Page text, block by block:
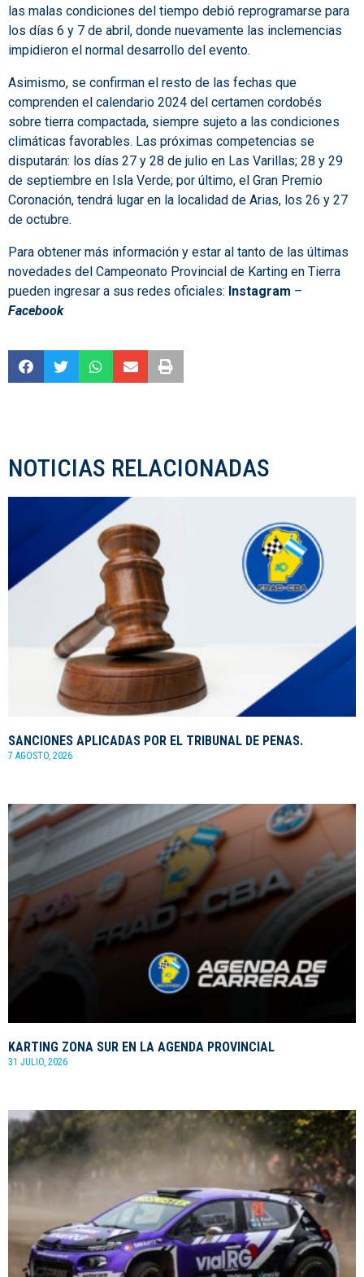
las malas condiciones del tiempo debió reprogramarse para
los días 6 y 7 de abril, donde nuevamente las inclemencias
impidieron el normal desarrollo del evento.
Asimismo, se confirman el resto de las fechas que
comprenden el calendario 2024 del certamen cordobés
sobre tierra compactada, siempre sujeto a las condiciones
climáticas favorables. Las próximas competencias se
disputarán: los días 27 y 28 de julio en Las Varillas; 28 y 29
de septiembre en Isla Verde; por último, el Gran Premio
Coronación, tendrá lugar en la localidad de Arias, los 26 y 27
de octubre.
Para obtener más información y estar al tanto de las últimas
novedades del Campeonato Provincial de Karting en Tierra
pueden ingresar a sus redes oficiales: Instagram –
Facebook
NOTICIAS RELACIONADAS
SANCIONES APLICADAS POR EL TRIBUNAL DE PENAS.
7 AGOSTO, 2026
KARTING ZONA SUR EN LA AGENDA PROVINCIAL
31 JULIO, 2026